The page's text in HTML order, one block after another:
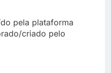
pela plataforma
criado pelo